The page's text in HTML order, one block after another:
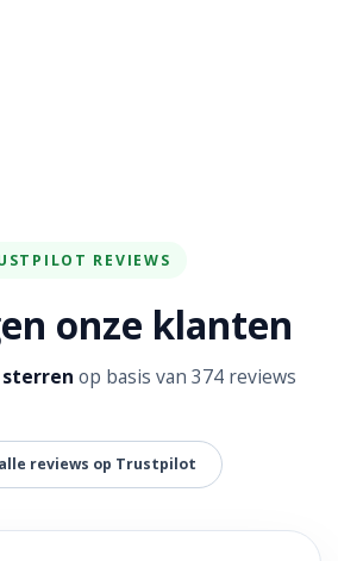
REVIEWS
onze klanten
sterren op basis van 374 reviews
reviews op Trustpilot